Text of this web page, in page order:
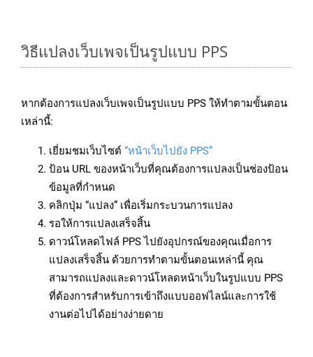
วิธีแปลงเว็บเพจเป็นรูปแบบ PPS
หากต้องการแปลงเว็บเพจเป็นรูปแบบ PPS ให้ทำตามขั้นตอน
เหล่านี้:
เยี่ยมชมเว็บไซต์ “หน้าเว็บไปยัง PPS”
ป้อน URL ของหน้าเว็บที่คุณต้องการแปลงเป็นช่องป้อน
ข้อมูลที่กำหนด
คลิกปุ่ม “แปลง” เพื่อเริ่มกระบวนการแปลง
รอให้การแปลงเสร็จสิ้น
ดาวน์โหลดไฟล์ PPS ไปยังอุปกรณ์ของคุณเมื่อการ
แปลงเสร็จสิ้น ด้วยการทำตามขั้นตอนเหล่านี้ คุณ
สามารถแปลงและดาวน์โหลดหน้าเว็บในรูปแบบ PPS
ที่ต้องการสำหรับการเข้าถึงแบบออฟไลน์และการใช้
งานต่อไปได้อย่างง่ายดาย